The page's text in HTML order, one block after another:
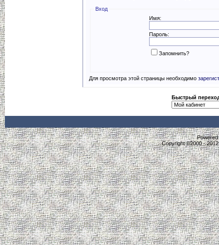
Вход
Имя:
Пароль:
Запомнить?
Для просмотра этой страницы необходимо
Быстрый
Powered
Copyright ©2000 -